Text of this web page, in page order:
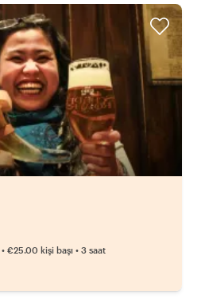
• €25.00 kişi başı • 3 saat